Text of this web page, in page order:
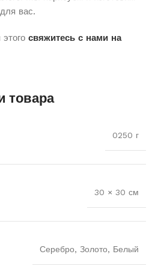
вас.
свяжитесь с нами на
товара
0250 г
30 × 30 см
Серебро, Золото, Белый